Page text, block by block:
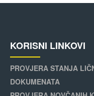
KORISNI LINKOVI
PROVJERA STANJA
DOKUMENATA